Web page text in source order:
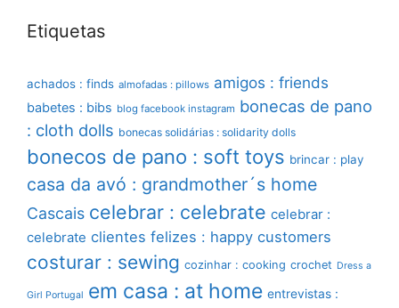
Etiquetas
achados : finds almofadas : pillows amigos : friends
babetes : bibs blog facebook instagram bonecas de pano
: cloth dolls bonecas solidárias : solidarity dolls
bonecos de pano : soft toys brincar : play
casa da avó : grandmother´s home
Cascais celebrar : celebrate celebrar :
celebrate clientes felizes : happy customers
costurar : sewing cozinhar : cooking crochet Dress a
Girl Portugal em casa : at home entrevistas :